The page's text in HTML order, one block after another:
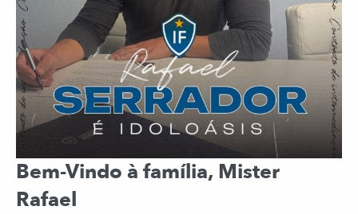
Bem-Vindo à família, Mister
Rafael